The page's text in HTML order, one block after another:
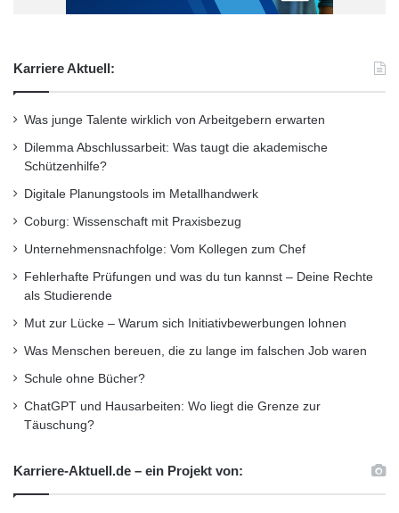
Karriere Aktuell:
Was junge Talente wirklich von Arbeitgebern erwarten
Dilemma Abschlussarbeit: Was taugt die akademische
Schützenhilfe?
Digitale Planungstools im Metallhandwerk
Coburg: Wissenschaft mit Praxisbezug
Unternehmensnachfolge: Vom Kollegen zum Chef
Fehlerhafte Prüfungen und was du tun kannst – Deine Rechte
als Studierende
Mut zur Lücke – Warum sich Initiativbewerbungen lohnen
Was Menschen bereuen, die zu lange im falschen Job waren
Schule ohne Bücher?
ChatGPT und Hausarbeiten: Wo liegt die Grenze zur
Täuschung?
Karriere-Aktuell.de – ein Projekt von: